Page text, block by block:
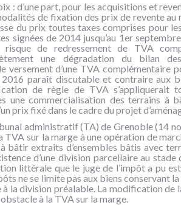
: d’une part, pour les acquisitions et
de fixation des prix de revente au
du prix toutes taxes comprises pour
signées de 2014 jusqu’au 1er
risque de redressement de TVA
une dégradation du bilan
versement d’une TVA complémentaire
paraît discutable et contraire aux
de règle de TVA s’appliquerait
une commercialisation des terrains à
prix fixé dans le cadre du projet
administratif (TA) de Grenoble (14
TVA sur la marge à une opération de
bâtir extraits d’ensembles bâtis avec
d’une division parcellaire au stade
littérale que le juge de l’impôt a pu
ne se limite pas aux biens conservant
à la division préalable. La modification de
à la TVA sur la marge.